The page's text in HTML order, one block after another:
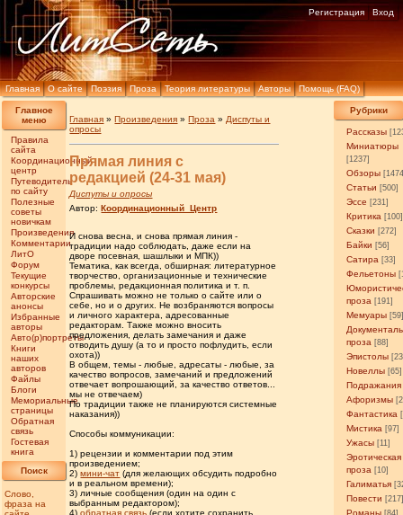
Главная О сайте Поэзия Проза Теория литературы Авторы Помощь (FAQ)
Регистрация Вход
Главное
меню
Правила
сайта
Координационный
центр
Путеводитель
по сайту
Полезные
советы
новичкам
Произведения
Комментарии
ЛитО
Форум
Текущие
конкурсы
Авторские
анонсы
Избранные
авторы
Авто(р)портреты
Книги
наших
авторов
Файлы
Блоги
Мемориальные
страницы
Обратная
связь
Гостевая
книга
Поиск
Слово,
фраза на
Рубрики
Рассказы
Миниатюры
[1237]
Обзоры
Статьи [500]
Эссе [231]
Критика [100]
Сказки [272]
Байки [56]
Сатира [33]
Фельетоны
проза [191]
Мемуары
проза [88]
Эпистолы
Новеллы [65]
Подражания
Афоризмы
Фантастика
Мистика [97]
Ужасы [11]
Эротическая
проза [10]
Галиматья
Повести
Романы [84]
Главная »Произведения »Проза » Диспуты и
опросы
Прямая линия с
редакцией (24-31 мая)
Диспуты и опросы
Автор:Координационный_Центр
И снова весна, и снова прямая линия -
традиции надо соблюдать, даже если на
дворе посевная, шашлыки и МПК))
Тематика, как всегда, обширная: литературное
творчество, организационные и технические
проблемы, редакционная политика и т. п.
Спрашивать можно не только о сайте или о
себе, но и о других. Не возбраняются вопросы
и личного характера, адресованные
редакторам. Также можно вносить
предложения, делать замечания и даже
отводить душу (а то и просто пофлудить, если
охота))
В общем, темы - любые, адресаты - любые, за
качество вопросов, замечаний и предложений
отвечает вопрошающий, за качество ответов...
мы не отвечаем)
По традиции также не планируются системные
наказания))
Способы коммуникации:
1) рецензии и комментарии под этим
произведением;
2)мини-чат (для желающих обсудить подробно
и в реальном времени);
3) личные сообщения (один на один с
выбранным редактором);
4)обратная связь (если хотите сохранить